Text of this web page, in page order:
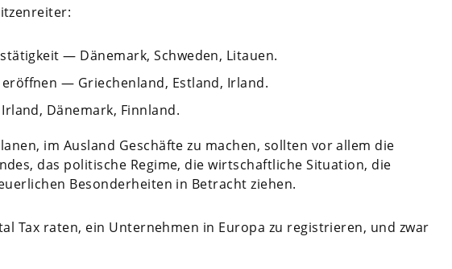
— Dänemark, Schweden, Litauen.
— Griechenland, Estland, Irland.
Dänemark, Finnland.
im Ausland Geschäfte zu machen, sollten vor allem die
das politische Regime, die wirtschaftliche Situation, die
Besonderheiten in Betracht ziehen.
Tax raten, ein Unternehmen in Europa zu registrieren, und zwar